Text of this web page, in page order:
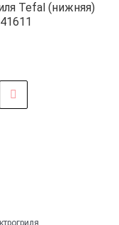
Tefal (нижняя)